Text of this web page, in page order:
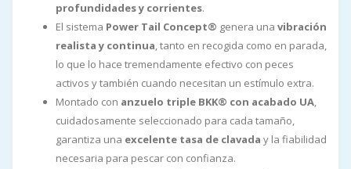
profundidades y corrientes.
El sistema Power Tail Concept® genera una vibración
realista y continua, tanto en recogida como en parada,
lo que lo hace tremendamente efectivo con peces
activos y también cuando necesitan un estímulo extra.
Montado con anzuelo triple BKK® con acabado UA,
cuidadosamente seleccionado para cada tamaño,
garantiza una excelente tasa de clavada y la fiabilidad
necesaria para pescar con confianza.